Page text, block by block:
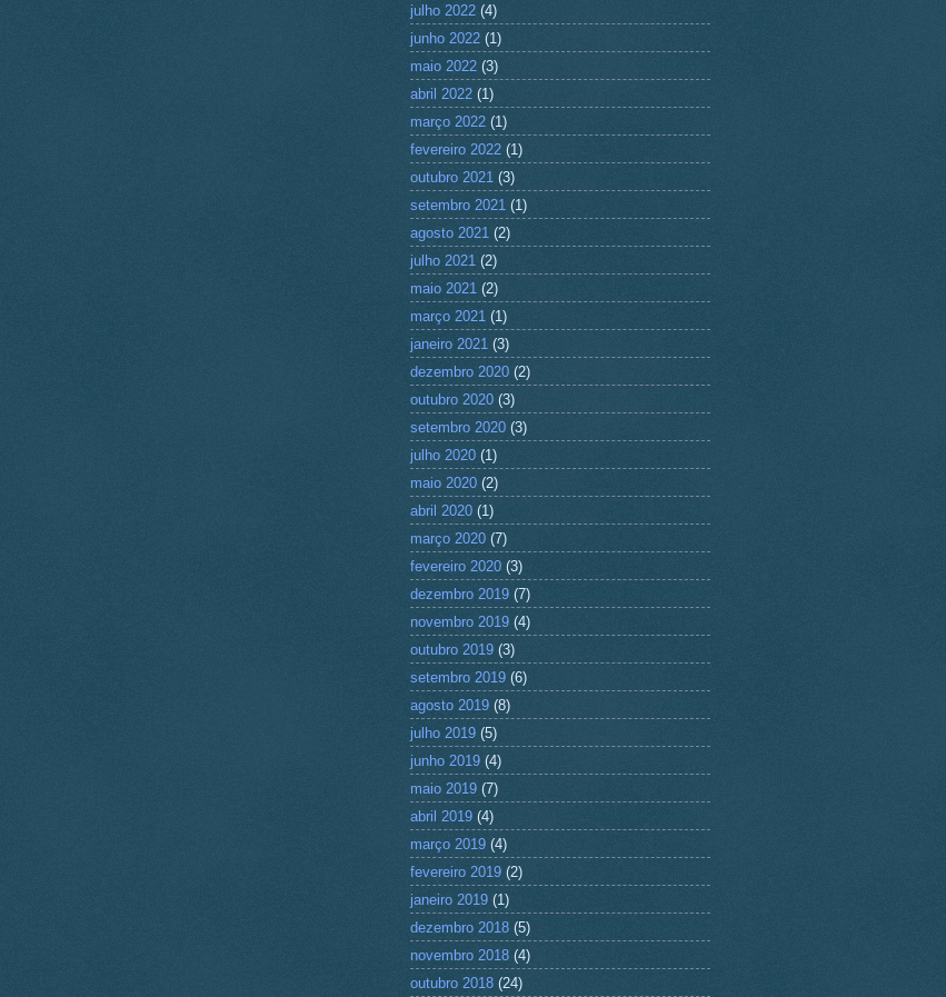
julho 2022 (4)
junho 2022 (1)
maio 2022 (3)
abril 2022 (1)
março 2022 (1)
fevereiro 2022 (1)
outubro 2021 (3)
setembro 2021 (1)
agosto 2021 (2)
julho 2021 (2)
maio 2021 (2)
março 2021 (1)
janeiro 2021 (3)
dezembro 2020 (2)
outubro 2020 (3)
setembro 2020 (3)
julho 2020 (1)
maio 2020 (2)
abril 2020 (1)
março 2020 (7)
fevereiro 2020 (3)
dezembro 2019 (7)
novembro 2019 (4)
outubro 2019 (3)
setembro 2019 (6)
agosto 2019 (8)
julho 2019 (5)
junho 2019 (4)
maio 2019 (7)
abril 2019 (4)
março 2019 (4)
fevereiro 2019 (2)
janeiro 2019 (1)
dezembro 2018 (5)
novembro 2018 (4)
outubro 2018 (24)